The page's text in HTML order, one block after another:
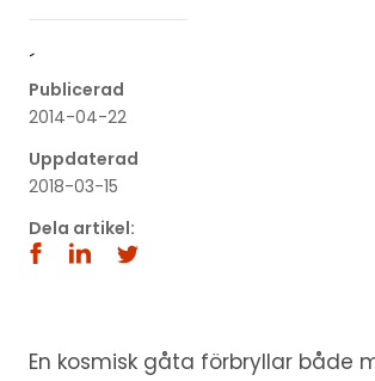
´
Publicerad
2014-04-22
Uppdaterad
2018-03-15
Dela artikel:
En kosmisk gåta förbryllar både